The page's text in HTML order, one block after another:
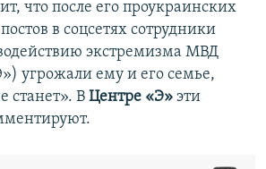
что после его проукраинских
в соцсетях сотрудники
экстремизма МВД
угрожали ему и его семье,
станет». В Центре «Э» эти